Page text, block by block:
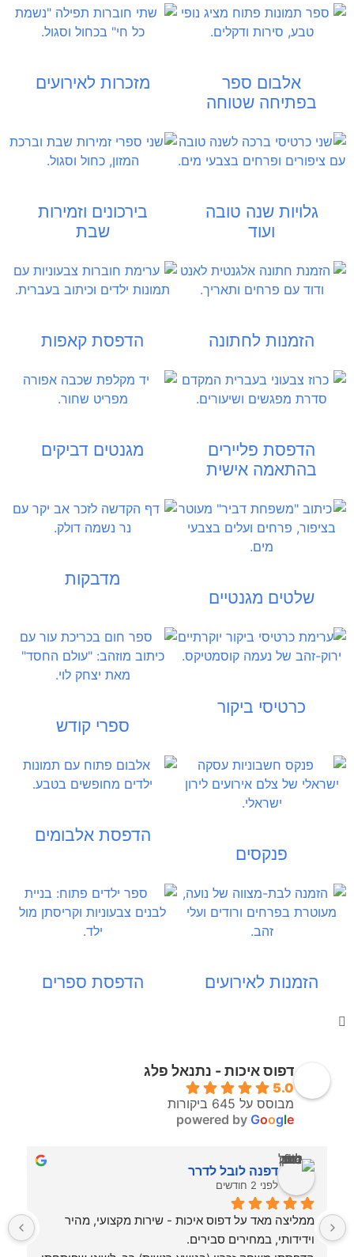
אלבום ספר
בפתיחה שטוחה
מזכרות לאירועים
גלויות שנה טובה
ועוד
בירכונים וזמירות
שבת
הזמנות לחתונה הדפסת קאפות
הדפסת פליירים
בהתאמה אישית
מגנטים דביקים
שלטים מגנטיים
מדבקות
כרטיסי ביקור
ספרי קודש
פנקסים
הדפסת אלבומים
הזמנות לאירועים הדפסת ספרים
דפוס איכות - נתנאל פלג
5.0
מבוסס על 645 ביקורות
powered by Google
דפנה לובל לדרר
לפני 2 חודשים
וידידותי, במחירים סבירים.